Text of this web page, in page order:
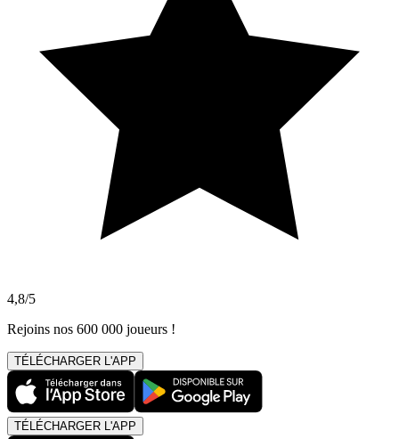
4,8/5
Rejoins nos 600 000 joueurs !
TÉLÉCHARGER L'APP
TÉLÉCHARGER L'APP